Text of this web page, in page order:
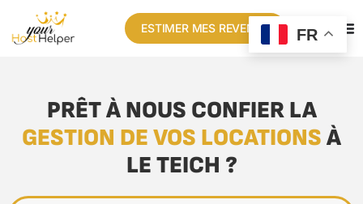
ESTIMER MES REVENUS
PRÊT À NOUS CONFIER LA
GESTION DE VOS LOCATIONS À
LE TEICH ?
FR